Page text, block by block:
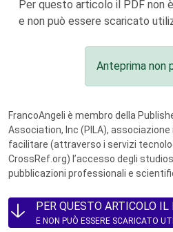
Per questo articolo il PDF non
e non può essere scaricato
Anteprima non
FrancoAngeli è membro della
Association, Inc (PILA),
facilitare (attraverso i servizi
CrossRef.org) l’accesso degli
pubblicazioni professionali e
PER QUESTO ARTICOLO
E NON PUÒ ESSERE SCARICATO